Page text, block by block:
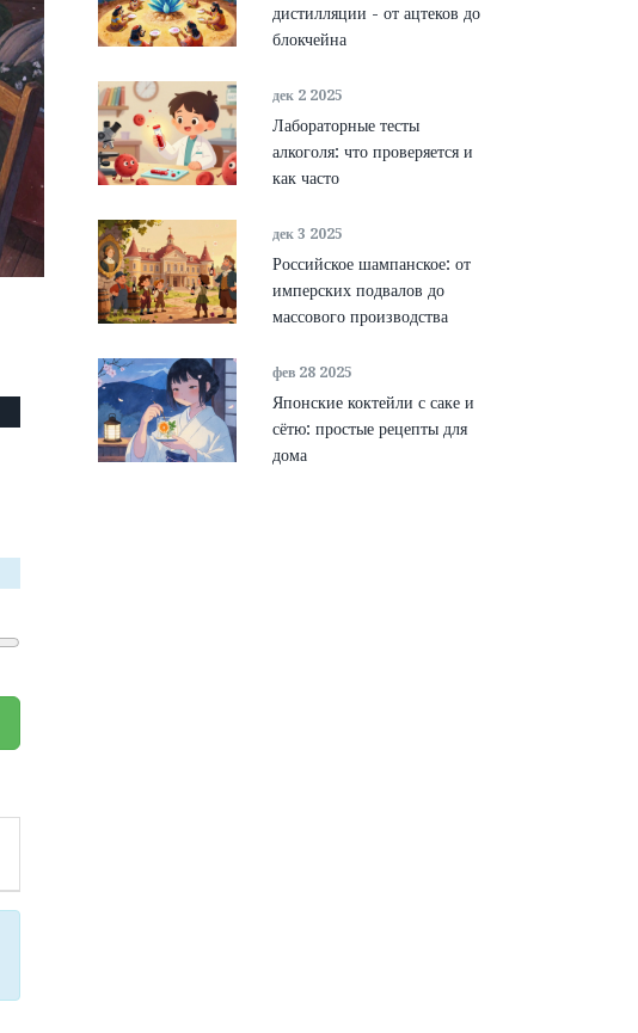
дистилляции - от ацтеков до
блокчейна
дек 2 2025
Лабораторные тесты
алкоголя: что проверяется и
как часто
дек 3 2025
Российское шампанское: от
имперских подвалов до
массового производства
фев 28 2025
Японские коктейли с саке и
сётю: простые рецепты для
дома